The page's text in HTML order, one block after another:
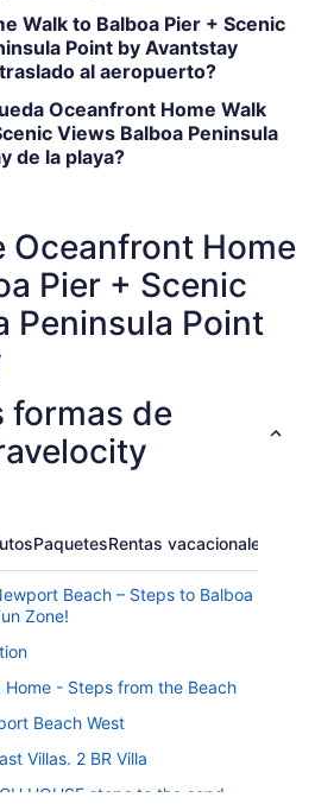
Walk to Balboa Pier + Scenic
Point by Avantstay
al aeropuerto?
Oceanfront Home Walk
Views Balboa Peninsula
de la playa?
Oceanfront Home
Pier + Scenic
Peninsula Point
formas de
PaquetesRentas vacacionales
Beach – Steps to Balboa
Zone!
- Steps from the Beach
Beach West
Villas. 2 BR Villa
HOUSE steps to the sand